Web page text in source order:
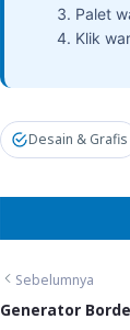
Palet
Klik
Desain & Grafis
Sebelumnya
Generator